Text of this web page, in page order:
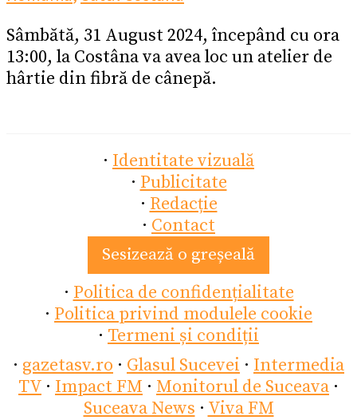
Sâmbătă, 31 August 2024, începând cu ora
13:00, la Costâna va avea loc un atelier de
hârtie din fibră de cânepă.
· Identitate vizuală
· Publicitate
· Redacție
· Contact
Sesizează o greșeală
· Politica de confidențialitate
· Politica privind modulele cookie
· Termeni și condiții
· gazetasv.ro · Glasul Sucevei · Intermedia
TV · Impact FM · Monitorul de Suceava ·
Suceava News · Viva FM